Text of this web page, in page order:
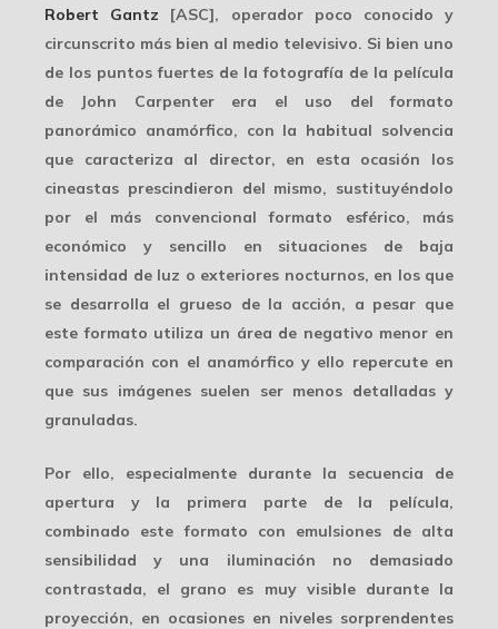
Robert Gantz [ASC], operador poco conocido y
circunscrito más bien al medio televisivo. Si bien uno
de los puntos fuertes de la fotografía de la película
de
John Carpenterera el uso del formato
panorámico anamórfico, con la habitual solvencia
que caracteriza al director, en esta ocasión los
cineastas prescindieron del mismo, sustituyéndolo
por el más convencional formato esférico, más
económico y sencillo en situaciones de baja
intensidad de luz o exteriores nocturnos, en los que
se desarrolla el grueso de la acción, a pesar que
este formato utiliza un área de negativo menor en
comparación con el anamórfico y ello repercute en
que sus imágenes suelen ser menos detalladas y
granuladas.
Por ello, especialmente durante la secuencia de
apertura y la primera parte de la película,
combinado este formato con emulsiones de alta
sensibilidad y una iluminación no demasiado
contrastada, el grano es muy visible durante la
proyección, en ocasiones en niveles sorprendentes